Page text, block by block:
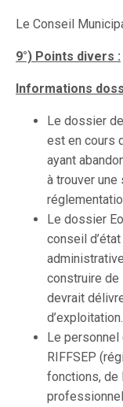
Le Conseil
9°) Points divers :
Informations
Le dossier
est en cours
ayant
à trouver
Le dossier
conseil
construire de
devrait
d’exploitation.
Le
RIFFSEP
fonctions, de